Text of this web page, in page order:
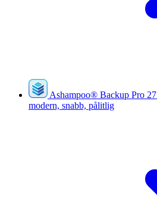
Ashampoo® Backup Pro 27
modern, snabb, pålitlig